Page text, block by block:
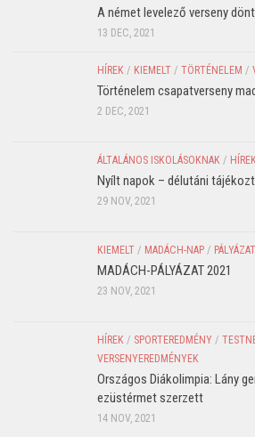
A német levelező verseny
13 DEC, 2021
HÍREK / KIEMELT / TÖRTÉNELEM /
Történelem csapatverseny
2 DEC, 2021
ÁLTALÁNOS ISKOLÁSOKNAK /
Nyílt napok – délutáni
29 NOV, 2021
KIEMELT / MADÁCH-NAP / PÁLYÁZAT
MADÁCH-PÁLYÁZAT 2021
23 NOV, 2021
HÍREK / SPORTEREDMÉNY /
VERSENYEREDMÉNYEK
Országos Diákolimpia: Lány
ezüstérmet szerzett
14 NOV, 2021